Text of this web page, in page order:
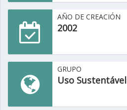
AÑO DE CREACIÓN
2002
GRUPO
Uso Sustentável